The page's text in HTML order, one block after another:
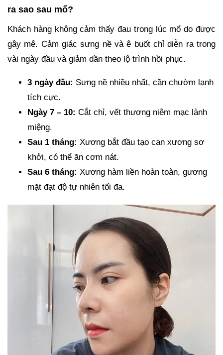
ra sao sau mổ?
Khách hàng không cảm thấy đau trong lúc mổ do được
gây mê. Cảm giác sưng nề và ê buốt chỉ diễn ra trong
vài ngày đầu và giảm dần theo lộ trình hồi phục.
3 ngày đầu: Sưng nề nhiều nhất, cần chườm lạnh
tích cực.
Ngày 7 – 10: Cắt chỉ, vết thương niêm mạc lành
miệng.
Sau 1 tháng: Xương bắt đầu tạo can xương sơ
khởi, có thể ăn cơm nát.
Sau 6 tháng: Xương hàm liền hoàn toàn, gương
mặt đạt độ tự nhiên tối đa.